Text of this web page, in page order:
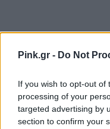
Pink.gr - Do Not
If you wish to opt-out of
processing of your
targeted advertising by
section to confirm your